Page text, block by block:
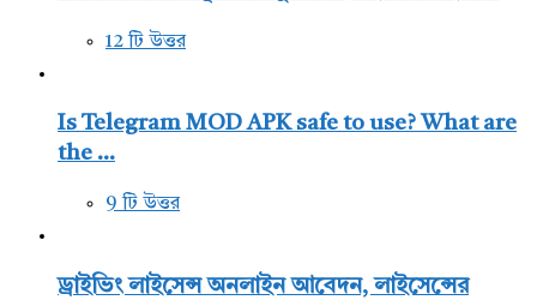
12 টি উত্তর
Is Telegram MOD APK safe to use? What are
the ...
9 টি উত্তর
ড্রাইভিং লাইসেন্স অনলাইন আবেদন, লাইসেন্সের